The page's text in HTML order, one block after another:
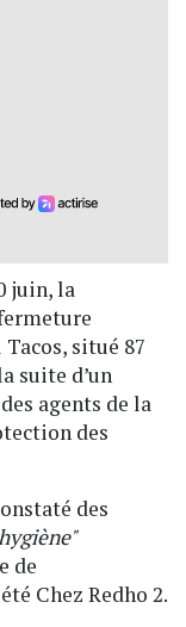
juin, la
situé 87
suite d’un
agents de la
des
des
de
Chez Redho 2.